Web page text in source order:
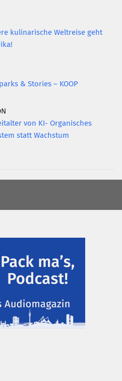
kulinarische Weltreise geht
& Stories – KOOP
von KI- Organisches
statt Wachstum